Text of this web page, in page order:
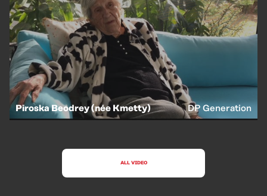
Piroska Beodrey (née Kmetty) DP Generation
ALL VIDEO